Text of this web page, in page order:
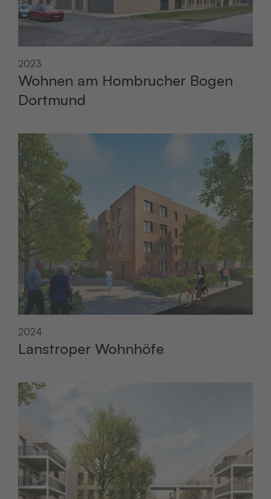
2023
Wohnen am Hombrucher Bogen
Dortmund
2024
Lanstroper Wohnhöfe